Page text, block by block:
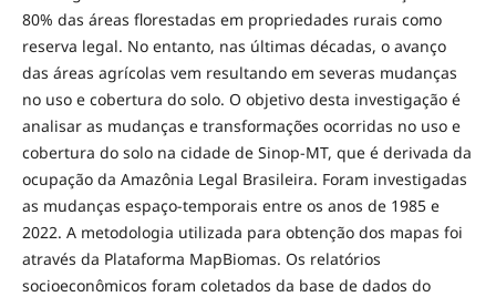
80% das áreas florestadas em propriedades rurais como
reserva legal. No entanto, nas últimas décadas, o avanço
das áreas agrícolas vem resultando em severas mudanças
no uso e cobertura do solo. O objetivo desta investigação é
analisar as mudanças e transformações ocorridas no uso e
cobertura do solo na cidade de Sinop-MT, que é derivada da
ocupação da Amazônia Legal Brasileira. Foram investigadas
as mudanças espaço-temporais entre os anos de 1985 e
2022. A metodologia utilizada para obtenção dos mapas foi
através da Plataforma MapBiomas. Os relatórios
socioeconômicos foram coletados da base de dados do